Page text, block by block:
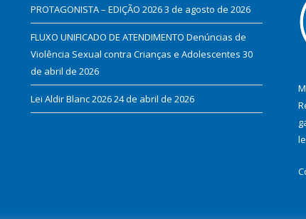
PROTAGONISTA – EDIÇÃO 20263 de agosto de 2026
FLUXO UNIFICADO DE ATENDIMENTO Denúncias de
Violência Sexual contra Crianças e Adolescentes 30
de abril de 2026
Lei Aldir Blanc 202624 de abril de 2026